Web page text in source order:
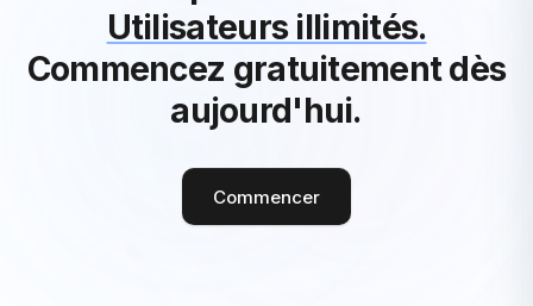
Utilisateurs illimités.
Commencez gratuitement dès
aujourd'hui.
Commencer